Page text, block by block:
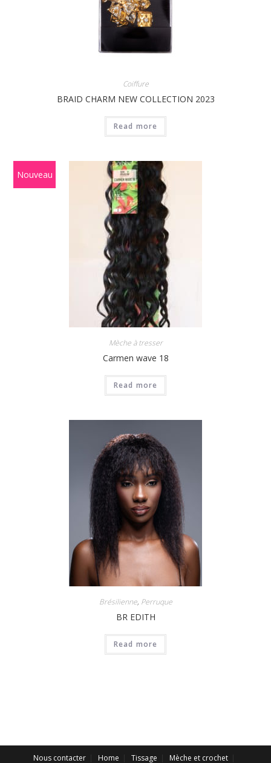
Coiffure
BRAID CHARM NEW COLLECTION 2023
Read more
Nouveau
Mèche à tresser
Carmen wave 18
Read more
Brésilienne, Perruque
BR EDITH
Read more
Nous contacter Home Tissage Mèche et crochet